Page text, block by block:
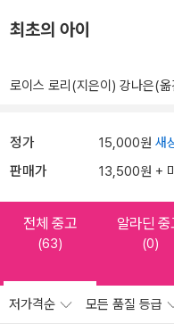
최초의 아이
로이스 로리(지은이) 강나은(옮
정가 15,000원 새
판매가 13,500원 +
전체 중고
(63)
알라딘 중
(0)
저가격순 모든 품질 등급